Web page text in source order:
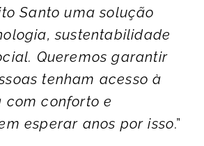
Santo uma solução
sustentabilidade
Queremos garantir
tenham acesso à
com conforto e
esperar anos por isso.”